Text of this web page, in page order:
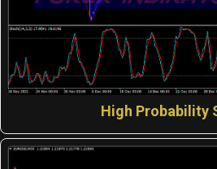
High Probability